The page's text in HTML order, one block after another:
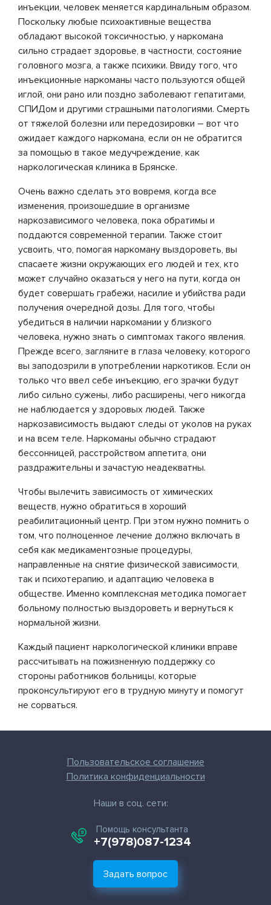
инъекции, человек меняется кардинальным образом.
Поскольку любые психоактивные вещества
обладают высокой токсичностью, у наркомана
сильно страдает здоровье, в частности, состояние
головного мозга, а также психики. Ввиду того, что
инъекционные наркоманы часто пользуются общей
иглой, они рано или поздно заболевают гепатитами,
СПИДом и другими страшными патологиями. Смерть
от тяжелой болезни или передозировки – вот что
ожидает каждого наркомана, если он не обратится
за помощью в такое медучреждение, как
наркологическая клиника в Брянске.
Очень важно сделать это вовремя, когда все
изменения, произошедшие в организме
наркозависимого человека, пока обратимы и
поддаются современной терапии. Также стоит
усвоить, что, помогая наркоману выздороветь, вы
спасаете жизни окружающих его людей и тех, кто
может случайно оказаться у него на пути, когда он
будет совершать грабежи, насилие и убийства ради
получения очередной дозы. Для того, чтобы
убедиться в наличии наркомании у близкого
человека, нужно знать о симптомах такого явления.
Прежде всего, загляните в глаза человеку, которого
вы заподозрили в употреблении наркотиков. Если он
только что ввел себе инъекцию, его зрачки будут
либо сильно сужены, либо расширены, чего никогда
не наблюдается у здоровых людей. Также
наркозависимость выдают следы от уколов на руках
и на всем теле. Наркоманы обычно страдают
бессонницей, расстройством аппетита, они
раздражительны и зачастую неадекватны.
Чтобы вылечить зависимость от химических
веществ, нужно обратиться в хороший
реабилитационный центр. При этом нужно помнить о
том, что полноценное лечение должно включать в
себя как медикаментозные процедуры,
направленные на снятие физической зависимости,
так и психотерапию, и адаптацию человека в
обществе. Именно комплексная методика помогает
больному полностью выздороветь и вернуться к
нормальной жизни.
Каждый пациент наркологической клиники вправе
рассчитывать на пожизненную поддержку со
стороны работников больницы, которые
проконсультируют его в трудную минуту и помогут
не сорваться.
Пользовательское соглашение
Политика конфиденциальности
Наши в соц. сети:
Помощь консультанта
+7(978)087-1234
Задать вопрос